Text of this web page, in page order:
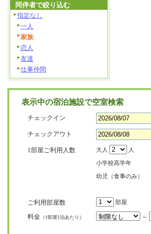
同伴者で絞り込む
指定なし
一人
家族
恋人
友達
仕事仲間
表示中の宿泊施設で空室検索
チェックイン
チェックアウト
1部屋ご利用人数 大人
人
小学校高学年
幼児（食事のみ）
ご利用部屋数 部屋
料金 （1部屋1泊あたり） ～